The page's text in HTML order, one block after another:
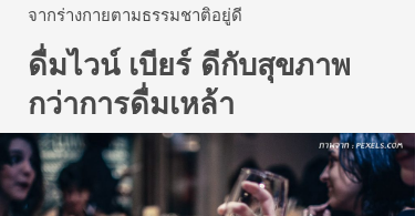
จากร่างกายตามธรรมชาติอยู่ดี
ดื่มไวน์ เบียร์ ดีกับสุขภาพ
กว่าการดื่มเหล้า